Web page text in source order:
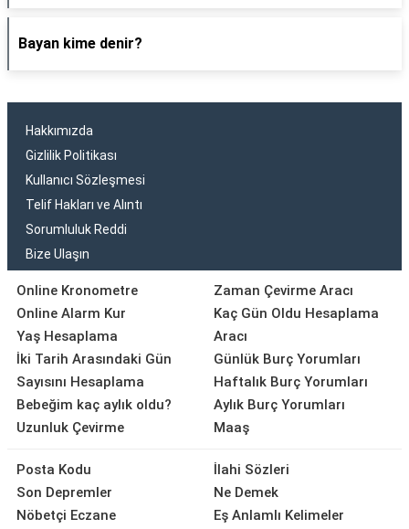
Bayan kime denir?
Hakkımızda
Gizlilik Politikası
Kullanıcı Sözleşmesi
Telif Hakları ve Alıntı
Sorumluluk Reddi
Bize Ulaşın
Online Kronometre
Online Alarm Kur
Yaş Hesaplama
İki Tarih Arasındaki Gün
Sayısını Hesaplama
Bebeğim kaç aylık oldu?
Uzunluk Çevirme
Zaman Çevirme Aracı
Kaç Gün Oldu Hesaplama
Aracı
Günlük Burç Yorumları
Haftalık Burç Yorumları
Aylık Burç Yorumları
Maaş
Posta Kodu
Son Depremler
Nöbetçi Eczane
İlahi Sözleri
Ne Demek
Eş Anlamlı Kelimeler